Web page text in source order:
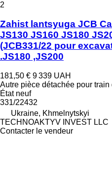
2
Zahist lantsyuga JCB
JS130 JS160 JS180
(JCB331/22 pour
.JS180 ,JS200
181,50 € 9 339 UAH
Autre pièce détachée pour train
Étatneuf
331/22432
Ukraine, Khmelnytskyi
TECHNOAKTYV INVEST LLC
Contacter le vendeur